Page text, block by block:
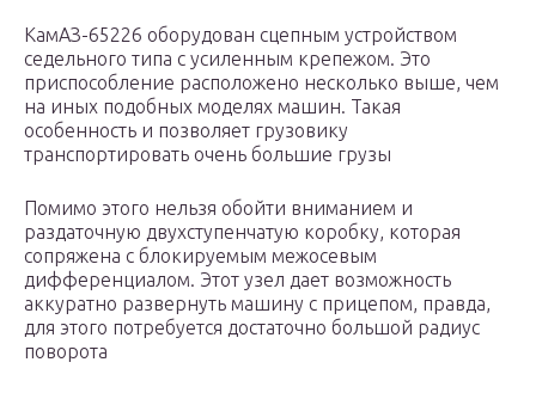
КамАЗ-65226 оборудован сцепным устройством
седельного типа с усиленным крепежом. Это
приспособление расположено несколько выше, чем
на иных подобных моделях машин. Такая
особенность и позволяет грузовику
транспортировать очень большие грузы
Помимо этого нельзя обойти вниманием и
раздаточную двухступенчатую коробку, которая
сопряжена с блокируемым межосевым
дифференциалом. Этот узел дает возможность
аккуратно развернуть машину с прицепом, правда,
для этого потребуется достаточно большой радиус
поворота